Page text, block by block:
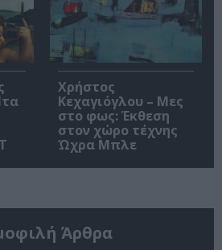
Χρήστος
Κεχαγιόγλου – Μες
στο φως: Έκθεση
στον χώρο τέχνης
Ώχρα Μπλε
Άρθρα